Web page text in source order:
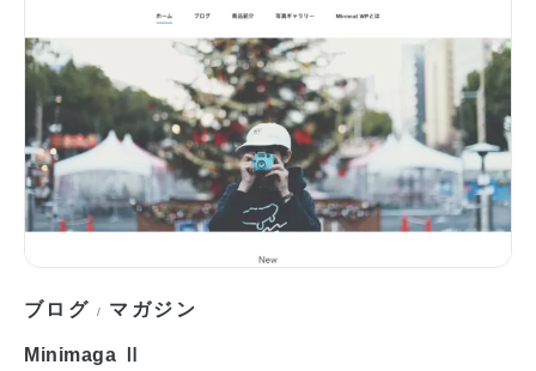
ブログ / マガジン
Minimaga Ⅱ